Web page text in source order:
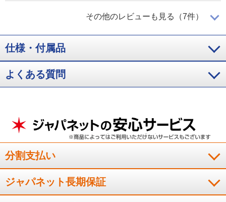
衣類乾燥機として早く乾き、移動もしや
ているので移動がしやすい、ただ除湿乾燥機としては音が少し
大きいです。
浴室で重宝
浴室に設置しているのですが、湿気を効率よく除去し重宝して
います。
（三重県70代O.T様）
その他のレビューも見る（7件）
仕様・付属品
よくある質問
分割支払い
ジャパネット長期保証